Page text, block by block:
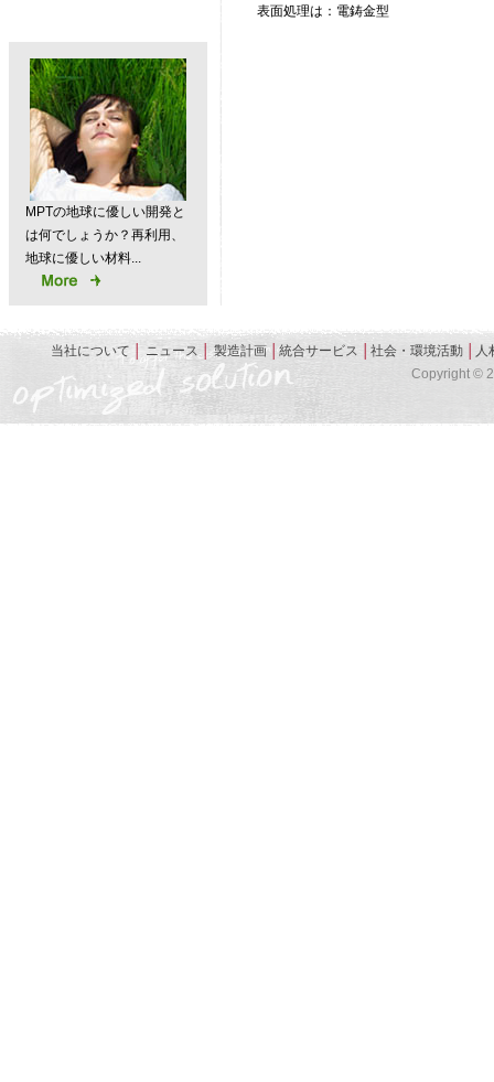
MPTの地球に優しい開発と
は何でしょうか？再利用、
地球に優しい材料...
表面処理は：電鋳金型
当社について ニュース│製造計画│統合サービス 社会・環境活動
人
Copyright ©